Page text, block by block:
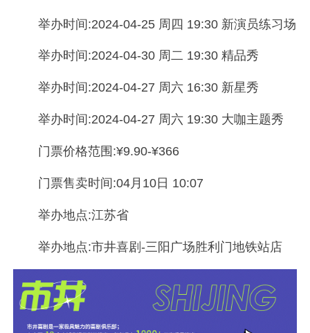
举办时间:2024-04-25 周四 19:30 新演员练习场
举办时间:2024-04-30 周二 19:30 精品秀
举办时间:2024-04-27 周六 16:30 新星秀
举办时间:2024-04-27 周六 19:30 大咖主题秀
门票价格范围:¥9.90-¥366
门票售卖时间:04月10日 10:07
举办地点:江苏省
举办地点:市井喜剧-三阳广场胜利门地铁站店